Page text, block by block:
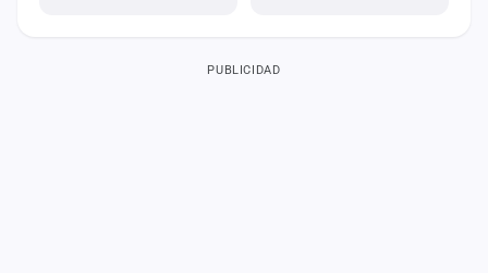
PUBLICIDAD